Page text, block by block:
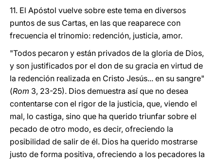
11. El Apóstol vuelve sobre este tema en diversos
puntos de sus Cartas, en las que reaparece con
frecuencia el trinomio: redención, justicia, amor.
"Todos pecaron y están privados de la gloria de Dios,
y son justificados por el don de su gracia en virtud de
la redención realizada en Cristo Jesús... en su sangre"
(Rom 3, 23-25). Dios demuestra así que no desea
contentarse con el rigor de la justicia, que, viendo el
mal, lo castiga, sino que ha querido triunfar sobre el
pecado de otro modo, es decir, ofreciendo la
posibilidad de salir de él. Dios ha querido mostrarse
justo de forma positiva, ofreciendo a los pecadores la